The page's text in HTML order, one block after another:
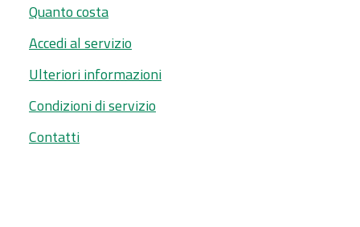
Quanto costa
Accedi al servizio
Ulteriori informazioni
Condizioni di servizio
Contatti